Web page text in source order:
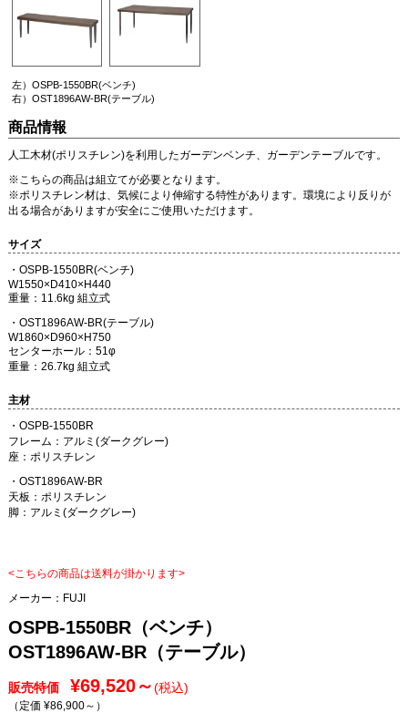
左）OSPB-1550BR(ベンチ)
右）OST1896AW-BR(テーブル)
商品情報
人工木材(ポリスチレン)を利用したガーデンベンチ、ガーデンテーブルです。
※こちらの商品は組立てが必要となります。
※ポリスチレン材は、気候により伸縮する特性があります。環境により反りが
出る場合がありますが安全にご使用いただけます。
サイズ
・OSPB-1550BR(ベンチ)
W1550×D410×H440
重量：11.6kg 組立式
・OST1896AW-BR(テーブル)
W1860×D960×H750
センターホール：51φ
重量：26.7kg 組立式
主材
・OSPB-1550BR
フレーム：アルミ(ダークグレー)
座：ポリスチレン
・OST1896AW-BR
天板：ポリスチレン
脚：アルミ(ダークグレー)
<こちらの商品は送料が掛かります>
メーカー： FUJI
OSPB-1550BR（ベンチ）
OST1896AW-BR（テーブル）
販売特価 ¥69,520～(税込)
（定価 ¥86,900～ ）